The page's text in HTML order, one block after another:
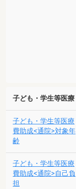
子ども・学生等医療
子ども・学生等医療
費助成<通院>対象年
齢
子ども・学生等医療
費助成<通院>自己負
担